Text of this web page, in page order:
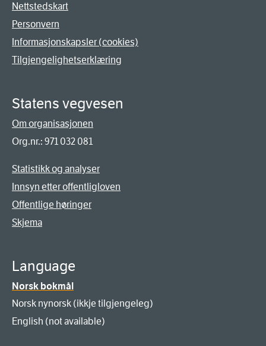
Nettstedskart
Personvern
Informasjonskapsler (cookies)
Tilgjengelighetserklæring
Statens vegvesen
Om organisasjonen
Org.nr.: 971 032 081
Statistikk og analyser
Innsyn etter offentligloven
Offentlige høringer
Skjema
Language
Norsk bokmål
Norsk nynorsk (ikkje tilgjengeleg)
English (not available)